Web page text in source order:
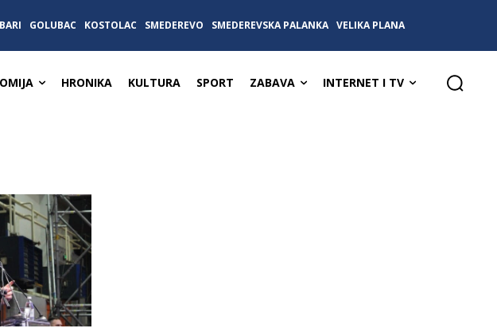
GOLUBAC KOSTOLAC SMEDEREVO SMEDEREVSKA PALANKA VELIKA PLANA
HRONIKA KULTURA SPORT ZABAVA INTERNET I TV